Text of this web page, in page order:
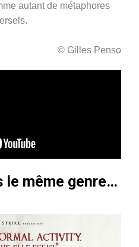
autant de métaphores
© Gilles Penso
le même genre…